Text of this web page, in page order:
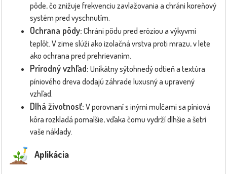
pôde, čo znižuje frekvenciu zavlažovania a chráni koreňový
systém pred vyschnutím.
Ochrana pôdy: Chráni pôdu pred eróziou a výkyvmi
teplôt. V zime slúži ako izolačná vrstva proti mrazu, v lete
ako ochrana pred prehrievaním.
Prírodný vzhľad: Unikátny sýtohnedý odtieň a textúra
píniového dreva dodajú záhrade luxusný a upravený
vzhľad.
Dlhá životnosť: V porovnaní s inými mulčami sa píniová
kôra rozkladá pomalšie, vďaka čomu vydrží dlhšie a šetrí
vaše náklady.
Aplikácia